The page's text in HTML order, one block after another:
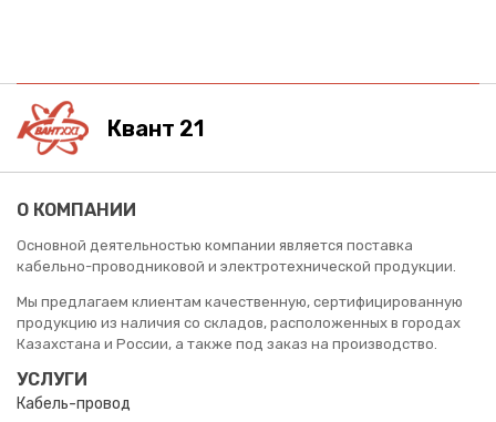
Квант 21
О КОМПАНИИ
Основной деятельностью компании является поставка
кабельно-проводниковой и электротехнической продукции.
Мы предлагаем клиентам качественную, сертифицированную
продукцию из наличия со складов, расположенных в городах
Казахстана и России, а также под заказ на производство.
УСЛУГИ
Кабель-провод